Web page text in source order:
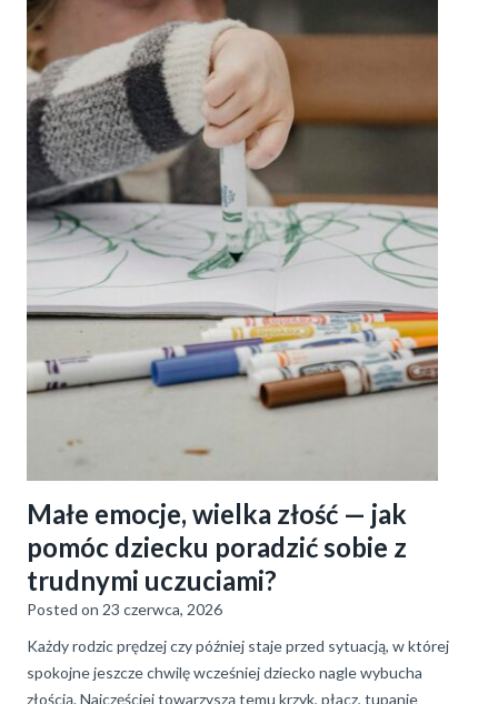
Małe emocje, wielka złość — jak
pomóc dziecku poradzić sobie z
trudnymi uczuciami?
Posted on 23 czerwca, 2026
Każdy rodzic prędzej czy później staje przed sytuacją, w której
spokojne jeszcze chwilę wcześniej dziecko nagle wybucha
złością. Najczęściej towarzyszą temu krzyk, płacz, tupanie